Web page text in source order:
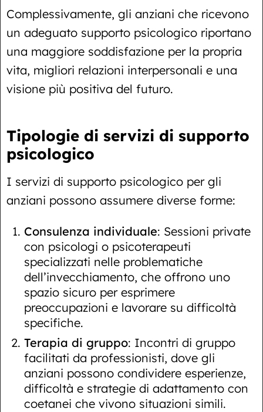
Complessivamente, gli anziani che ricevono
un adeguato supporto psicologico riportano
una maggiore soddisfazione per la propria
vita, migliori relazioni interpersonali e una
visione più positiva del futuro.
Tipologie di servizi di supporto
psicologico
I servizi di supporto psicologico per gli
anziani possono assumere diverse forme:
Consulenza individuale: Sessioni private
con psicologi o psicoterapeuti
specializzati nelle problematiche
dell’invecchiamento, che offrono uno
spazio sicuro per esprimere
preoccupazioni e lavorare su difficoltà
specifiche.
Terapia di gruppo: Incontri di gruppo
facilitati da professionisti, dove gli
anziani possono condividere esperienze,
difficoltà e strategie di adattamento con
coetanei che vivono situazioni simili.